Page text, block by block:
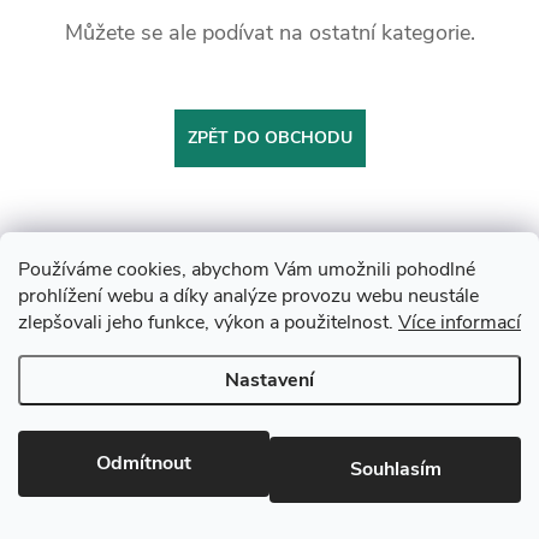
Používáme cookies, abychom Vám umožnili pohodlné
prohlížení webu a díky analýze provozu webu neustále
zlepšovali jeho funkce, výkon a použitelnost. Více informací
Nastavení
Odmítnout Souhlasím
Můžete se ale podívat na ostatní kategorie.
ZPĚT DO OBCHODU
Z
á
Vytvořil Shoptet
Partner: Mega Creative
Drevobis Horoměřice. Všechna práva vyhrazena.
nastavení cookies